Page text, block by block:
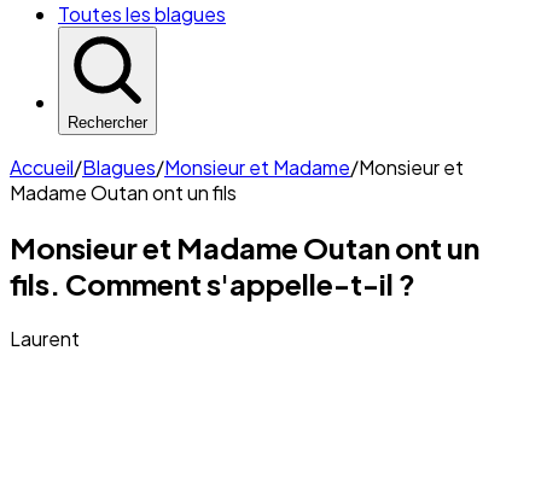
Toutes les blagues
Rechercher
Accueil/Blagues/Monsieur et Madame/Monsieur et
Madame Outan ont un fils
Monsieur et Madame Outan ont un
fils. Comment s'appelle-t-il ?
Laurent